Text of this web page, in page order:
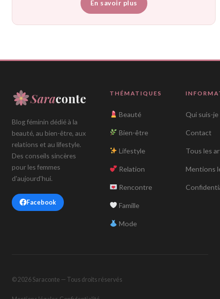
En savoir plus
Saraconte
Blog féminin dédié à la
beauté, au bien-être, aux
relations et au lifestyle.
Des conseils sincères
pour les femmes
d'aujourd'hui.
Facebook
THÉMATIQUES
Beauté
Bien-être
Lifestyle
Relation
Rencontre
Famille
Mode
Qui suis-je
Contact
Tous les
Mentions
© 2026 Saraconte — Tous droits réservés